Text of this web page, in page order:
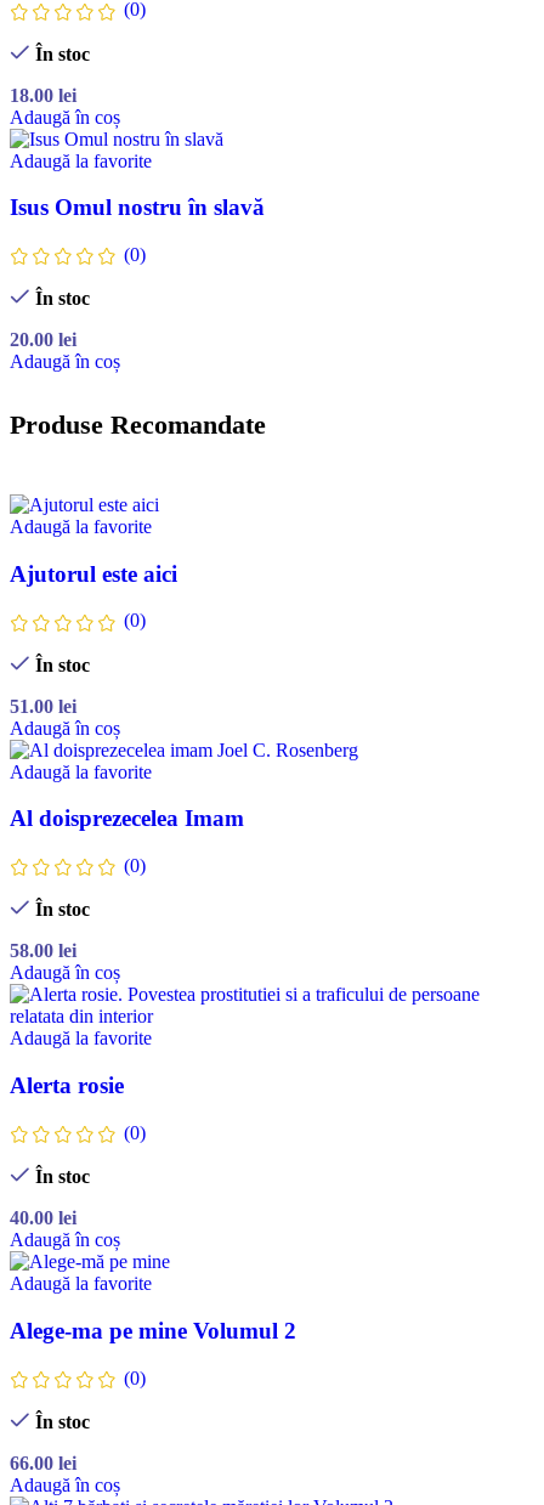
(0)
În stoc
18.00 lei
Adaugă în coș
Adaugă la favorite
Isus Omul nostru în slavă
(0)
În stoc
20.00 lei
Adaugă în coș
Produse Recomandate
Adaugă la favorite
Ajutorul este aici
(0)
În stoc
51.00 lei
Adaugă în coș
Adaugă la favorite
Al doisprezecelea Imam
(0)
În stoc
58.00 lei
Adaugă în coș
Adaugă la favorite
Alerta rosie
(0)
În stoc
40.00 lei
Adaugă în coș
Adaugă la favorite
Alege-ma pe mine Volumul 2
(0)
În stoc
66.00 lei
Adaugă în coș